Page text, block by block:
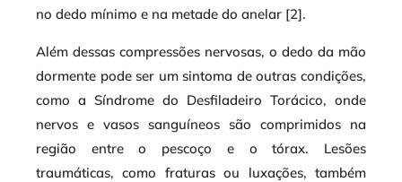
no dedo mínimo e na metade do anelar [2].
Além dessas compressões nervosas, o dedo da mão
dormente pode ser um sintoma de outras condições,
como a Síndrome do Desfiladeiro Torácico, onde
nervos e vasos sanguíneos são comprimidos na
região entre o pescoço e o tórax. Lesões
traumáticas, como fraturas ou luxações, também